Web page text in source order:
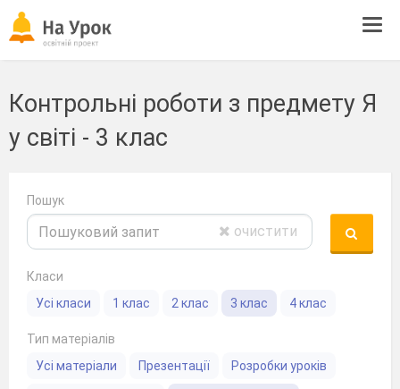
Контрольні роботи з предмету Я
у світі - 3 клас
Пошук
очистити
Класи
Усі класи
1 клас 2 клас 3 клас 4 клас
Тип матеріалів
Усі матеріали
Презентації Розробки уроків